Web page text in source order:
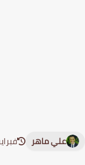
علي ماهر فبراير 21, 2024